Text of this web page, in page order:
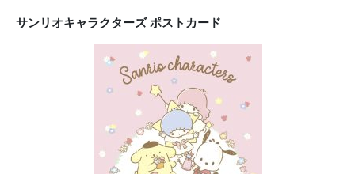
サンリオキャラクターズ ポストカード